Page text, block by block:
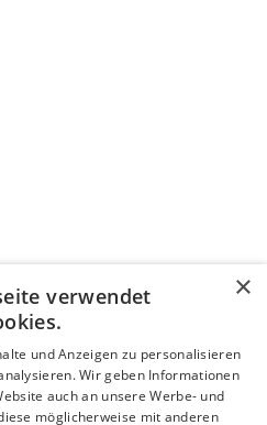
gloves?
perfect time!
offering exclusive trial prices:
×
verwendet
und Anzeigen zu personalisieren
Wir geben Informationen
auch an unsere Werbe- und
möglicherweise mit anderen